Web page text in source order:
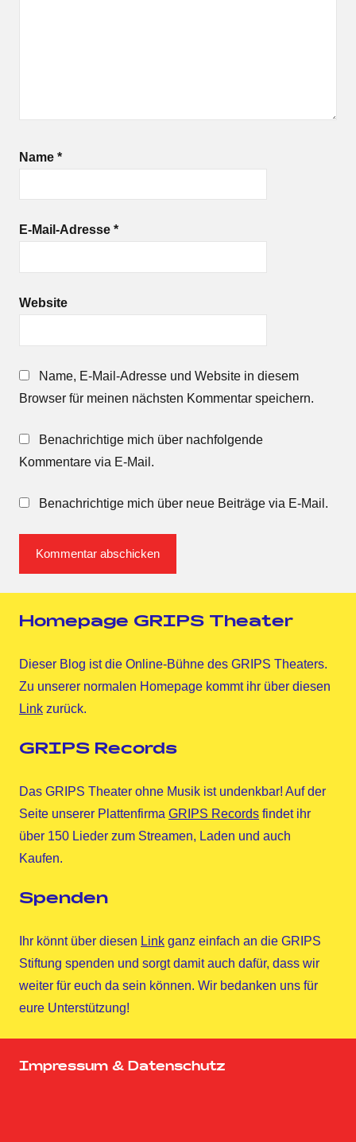
Name *
E-Mail-Adresse *
Website
Name, E-Mail-Adresse und Website in diesem
Browser für meinen nächsten Kommentar speichern.
Benachrichtige mich über nachfolgende
Kommentare via E-Mail.
Benachrichtige mich über neue Beiträge via E-Mail.
Homepage GRIPS Theater
Dieser Blog ist die Online-Bühne des GRIPS Theaters.
Zu unserer normalen Homepage kommt ihr über diesen
Link zurück.
GRIPS Records
Das GRIPS Theater ohne Musik ist undenkbar! Auf der
Seite unserer Plattenfirma GRIPS Records findet ihr
über 150 Lieder zum Streamen, Laden und auch
Kaufen.
Spenden
Ihr könnt über diesen Link ganz einfach an die GRIPS
Stiftung spenden und sorgt damit auch dafür, dass wir
weiter für euch da sein können. Wir bedanken uns für
eure Unterstützung!
Impressum & Datenschutz